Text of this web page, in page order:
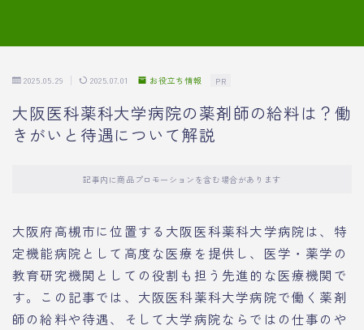
2025.05.29 2025.07.01 お役立ち情報 PR
大阪医科薬科大学病院の薬剤師の給料は？働
きがいと待遇について解説
記事内に商品プロモーションを含む場合があります
大阪府高槻市に位置する大阪医科薬科大学病院は、特
定機能病院として高度な医療を提供し、医学・薬学の
教育研究機関としての役割も担う先進的な医療機関で
す。この記事では、大阪医科薬科大学病院で働く薬剤
師の給料や待遇、そして大学病院ならではの仕事のや